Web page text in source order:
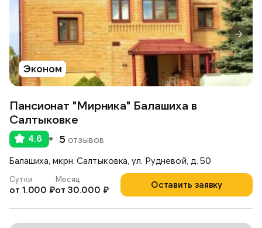
Эконом
Пансионат "Мирника" Балашиха в
Салтыковке
4.6 5 отзывов
Балашиха, мкрн. Салтыковка, ул. Рудневой, д. 50
Оставить заявку
Сутки
от 1.000 ₽
Месяц
от 30.000 ₽